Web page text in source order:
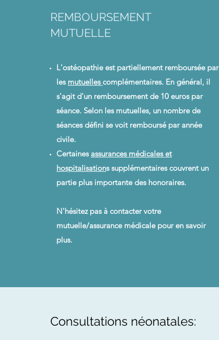
REMBOURSEMENT
MUTUELLE
L'ostéopathie est partiellement remboursée par
les mutuellescomplémentaires. En général, il
s'agit d'un remboursement de 10 euros par
séance. Selon les mutuelles, un nombre de
séances défini se voit remboursé par année
civile.
Certaines assurances médicales et
hospitalisations supplémentaires couvrent un
partie plus importante des honoraires.
N'hésitez pas à contacter votre
mutuelle/assurance médicale pour en savoir
plus.
Consultations néonatales: